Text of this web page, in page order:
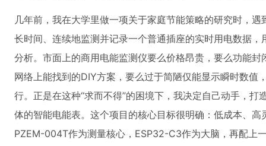
几年前，我在大学里做一项关于家庭节能策略的研究时，
长时间、连续地监测并记录一个普通插座的实时用电数据
分析。市面上的商用电能监测仪要么价格昂贵，要么功能
网络上能找到的DIY方案，要么过于简陋仅能显示瞬时数值
行。正是在这种“求而不得”的困境下，我决定自己动手，
体的智能电能表。这个项目的核心目标很明确：低成本、
PZEM-004T作为测量核心，ESP32-C3作为大脑，再配上